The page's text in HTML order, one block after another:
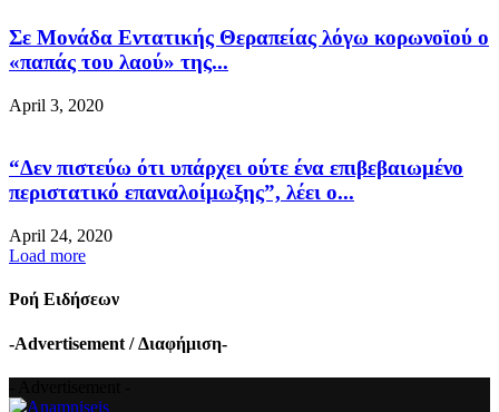
Σε Μονάδα Εντατικής Θεραπείας λόγω κορωνοϊού ο
«παπάς του λαού» της...
April 3, 2020
“Δεν πιστεύω ότι υπάρχει ούτε ένα επιβεβαιωμένο
περιστατικό επαναλοίμωξης”, λέει ο...
April 24, 2020
Load more
Ροή Ειδήσεων
-Advertisement / Διαφήμιση-